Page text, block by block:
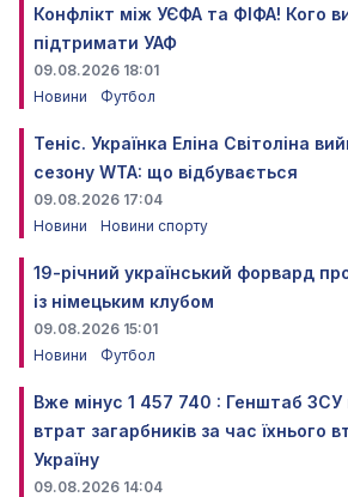
Конфлікт між УЄФА та ФІФА! Кого
підтримати УАФ
09.08.2026 18:01
Новини
Футбол
Теніс. Українка Еліна Світоліна
сезону WTA: що відбувається
09.08.2026 17:04
Новини
Новини спорту
19-річний український форвард
із німецьким клубом
09.08.2026 15:01
Новини
Футбол
Вже мінус 1 457 740 : Генштаб ЗСУ
втрат загарбників за час їхнього
Україну
09.08.2026 14:04